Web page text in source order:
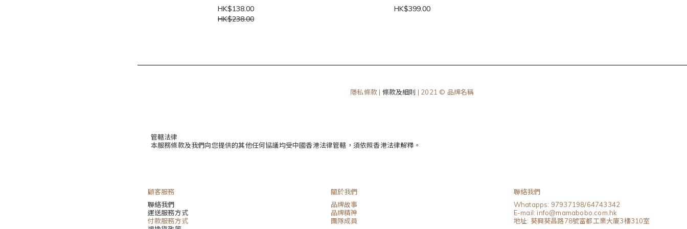
HK$138.00
HK$238.00
HK$399.00
隱私條款 | 條款及細則 | 2021 © 品牌名稱
管轄法律
本服務條款及我們向您提供的其他任何協議均受中國香港法律管轄，須依照香港法律解釋。
顧客服務
聯絡我們
運送服務方式
付款服務方式
關於我們
品牌故事
品牌精神
團隊成員
聯絡我們
Whatapps: 97937198/64743342
E-mail: info@mamabobo.com.hk
地址: 葵興葵昌路78號富都工業大廈3樓310室